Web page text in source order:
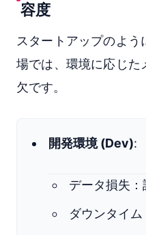
容度
スタートアップのよ
場では、環境に応じた
欠です。
開発環境 (Dev):
データ損失：
ダウンタイム